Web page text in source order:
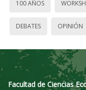
100 AÑOS
DEBATES OPINIÓN
Facultad de Ciencias